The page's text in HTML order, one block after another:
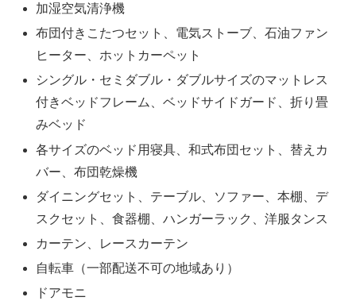
加湿空気清浄機
布団付きこたつセット、電気ストーブ、石油ファン
ヒーター、ホットカーペット
シングル・セミダブル・ダブルサイズのマットレス
付きベッドフレーム、ベッドサイドガード、折り畳
みベッド
各サイズのベッド用寝具、和式布団セット、替えカ
バー、布団乾燥機
ダイニングセット、テーブル、ソファー、本棚、デ
スクセット、食器棚、ハンガーラック、洋服タンス
カーテン、レースカーテン
自転車（一部配送不可の地域あり）
ドアモニ